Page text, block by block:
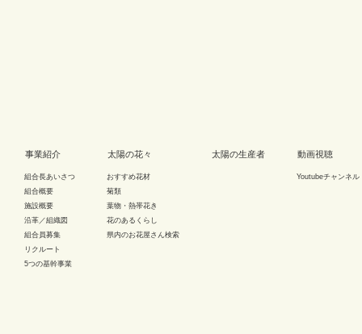
事業紹介
組合長あいさつ
組合概要
施設概要
沿革／組織図
組合員募集
リクルート
5つの基幹事業
太陽の花々
おすすめ花材
菊類
葉物・熱帯花き
花のあるくらし
県内のお花屋さん検索
太陽の生産者 動画視聴
Youtubeチャンネル